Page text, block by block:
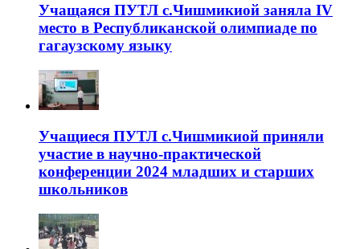
Учащаяся ПУТЛ с.Чишмикиой заняла IV
место в Республиканской олимпиаде по
гагаузскому языку
Учащиеся ПУТЛ с.Чишмикиой приняли
участие в научно-практической
конференции 2024 младших и старших
школьников